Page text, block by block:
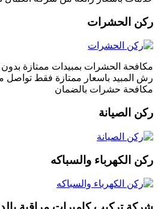
ركن الحشرات
مكافحة الحشرات بمبيدات ممتازة
رش المبيد باسعار ممتازة فقط
مكافحة حشرات بالضمان
ركن الصيانة
ركن الكهرباء والسباكه